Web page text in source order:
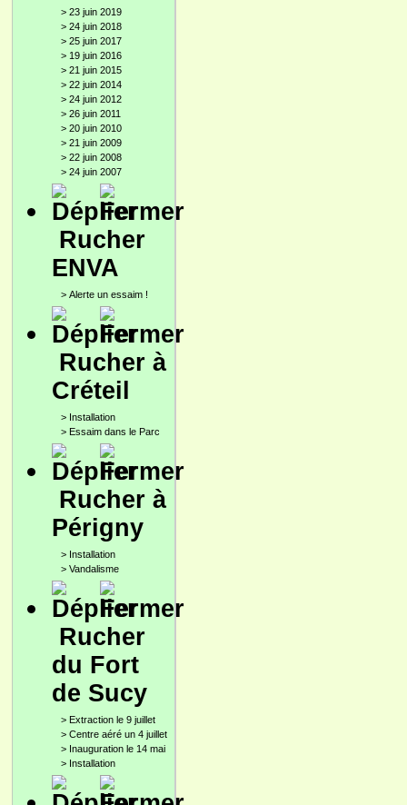
> 23 juin 2019
> 24 juin 2018
> 25 juin 2017
> 19 juin 2016
> 21 juin 2015
> 22 juin 2014
> 24 juin 2012
> 26 juin 2011
> 20 juin 2010
> 21 juin 2009
> 22 juin 2008
> 24 juin 2007
Rucher
ENVA
> Alerte un essaim !
Rucher à
Créteil
> Installation
> Essaim dans le Parc
Rucher à
Périgny
> Installation
> Vandalisme
Rucher
du Fort
de Sucy
> Extraction le 9 juillet
> Centre aéré un 4 juillet
> Inauguration le 14 mai
> Installation